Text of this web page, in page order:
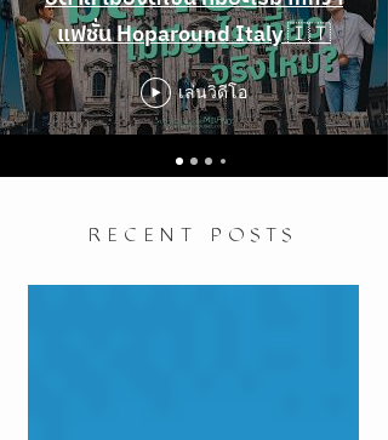
แฟชั่น Hoparound Italy 🇮🇹
เล่นวิดีโอ
RECENT POSTS